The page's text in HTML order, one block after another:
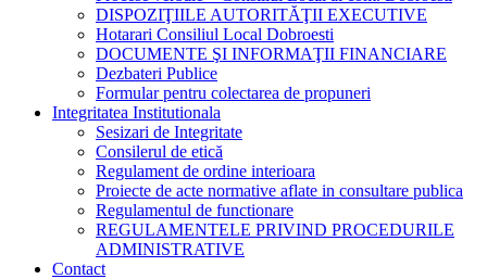
DISPOZIŢIILE AUTORITĂŢII EXECUTIVE
Hotarari Consiliul Local Dobroesti
DOCUMENTE ŞI INFORMAŢII FINANCIARE
Dezbateri Publice
Formular pentru colectarea de propuneri
Integritatea Institutionala
Sesizari de Integritate
Consilerul de etică
Regulament de ordine interioara
Proiecte de acte normative aflate in consultare publica
Regulamentul de functionare
REGULAMENTELE PRIVIND PROCEDURILE
ADMINISTRATIVE
Contact